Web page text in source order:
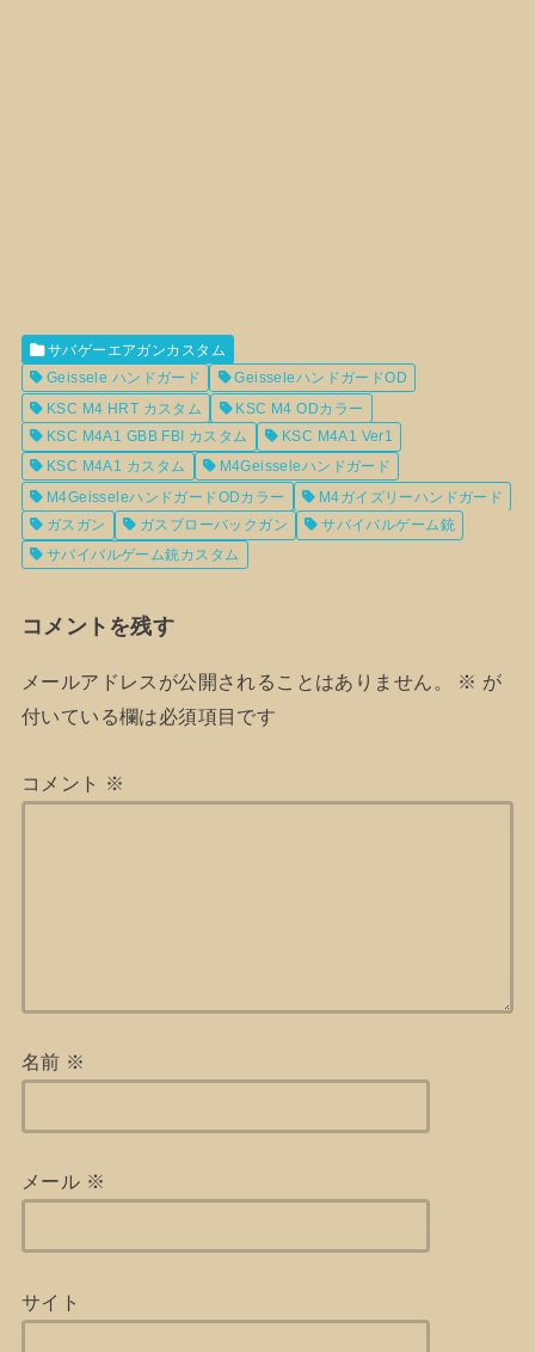
サバゲーエアガンカスタム
Geissele ハンドガード
GeisseleハンドガードOD
KSC M4 HRT カスタム
KSC M4 ODカラー
KSC M4A1 GBB FBI カスタム
KSC M4A1 Ver1
KSC M4A1 カスタム
M4Geisseleハンドガード
M4GeisseleハンドガードODカラー
M4ガイズリーハンドガード
ガスガン
ガスブローバックガン
サバイバルゲーム銃
サバイバルゲーム銃カスタム
コメントを残す
メールアドレスが公開されることはありません。 ※ が
付いている欄は必須項目です
コメント ※
名前 ※
メール ※
サイト